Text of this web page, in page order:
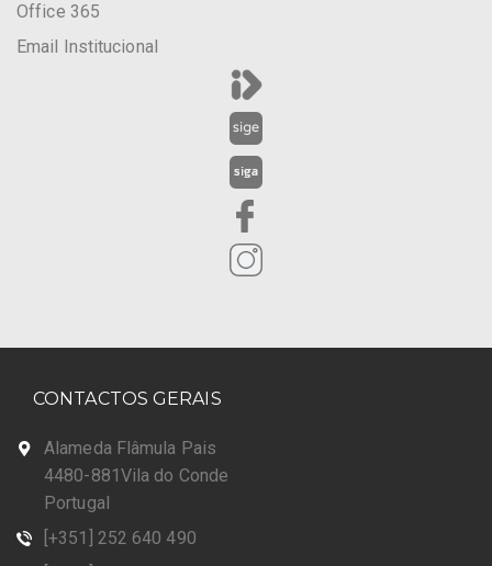
Office 365
Email Institucional
CONTACTOS GERAIS
Alameda Flâmula Pais
4480-881Vila do Conde
Portugal
[+351] 252 640 490